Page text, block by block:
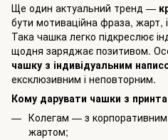
Ще один актуальний тренд —
бути мотиваційна фраза, жарт,
Така чашка легко підкреслює
щодня заряджає позитивом.
чашку з індивідуальним
ексклюзивним і неповторним.
Кому дарувати чашки з
Колегам — з
жартом;